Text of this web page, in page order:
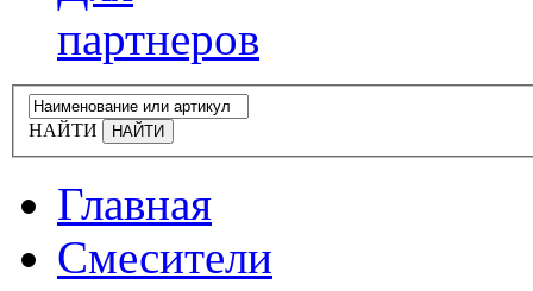
партнеров
НАЙТИ
Главная
Смесители